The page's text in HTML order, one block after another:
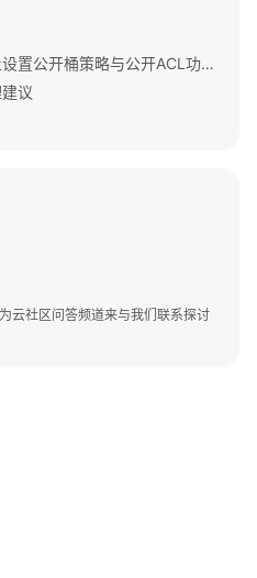
华为云新创建OBS桶默认禁止设置公开桶策略与公开ACL功能通知
议
云社区问答频道来与我们联系探讨